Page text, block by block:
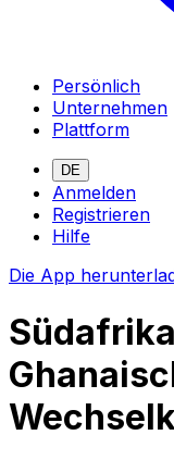
Persönlich
Unternehmen
Plattform
DE
Anmelden
Registrieren
Hilfe
Die App